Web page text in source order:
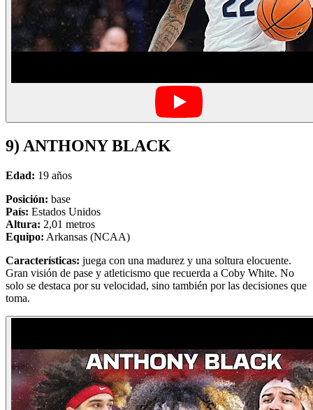
9) ANTHONY BLACK
Edad: 19 años
Posición: base
País: Estados Unidos
Altura: 2,01 metros
Equipo: Arkansas (NCAA)
Características: juega con una madurez y una soltura elocuente.
Gran visión de pase y atleticismo que recuerda a Coby White. No
solo se destaca por su velocidad, sino también por las decisiones que
toma.